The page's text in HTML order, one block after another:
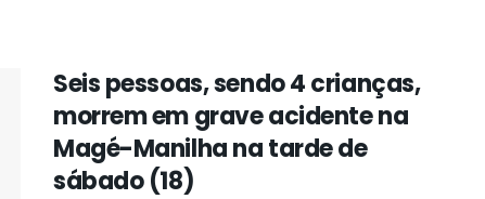
Seis pessoas, sendo 4 crianças,
morrem em grave acidente na
Magé-Manilha na tarde de
sábado (18)